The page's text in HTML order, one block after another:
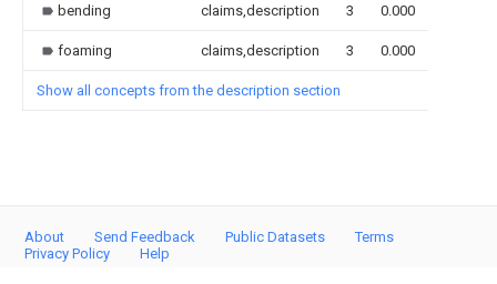
bending claims,description 3 0.000
foaming claims,description 3 0.000
Show all concepts from the description section
About Send Feedback Public Datasets
Terms
Privacy Policy
Help